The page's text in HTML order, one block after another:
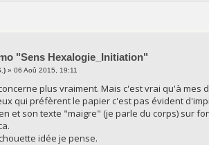
"Sens Hexalogie_Initiation"
» 06 Aoû 2015, 19:11
plus vraiment. Mais c'est vrai qu'à
qui préfèrent le papier c'est pas évident
et son texte "maigre" (je parle du corps) sur
idée je pense.